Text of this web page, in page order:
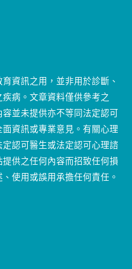
資訊之用，並非用於診斷、
病。文章資料僅供參考之
並未提供亦不等同法定認可
資訊或專業意見。有關心理
認可醫生或法定認可心理諮
供之任何內容而招致任何損
使用或誤用承擔任何責任。